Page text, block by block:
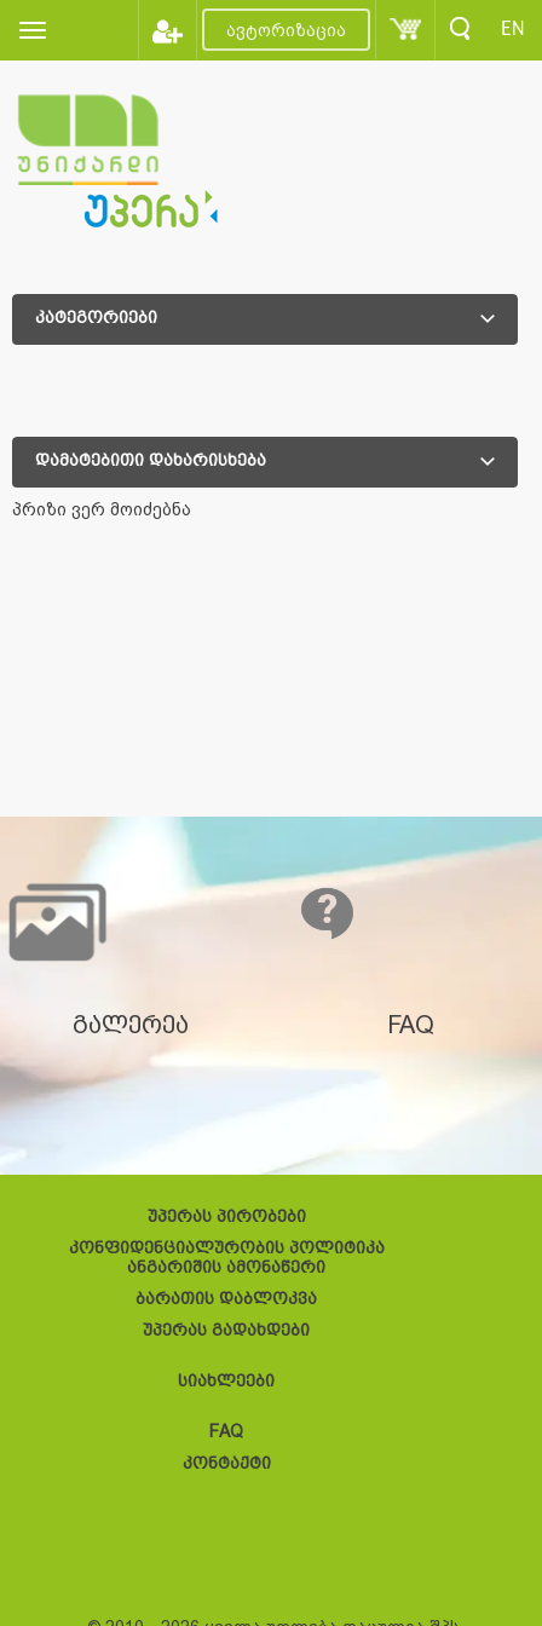
ავტორიზაცია EN
კატეგორიები
დამატებითი დახარისხება
პრიზი ვერ მოიძებნა
გალერეა FAQ
უპერას პირობები
კონფიდენციალურობის პოლიტიკა
ანგარიშის ამონაწერი
ბარათის დაბლოკვა
უპერას გადახდები
სიახლეები
FAQ
კონტაქტი